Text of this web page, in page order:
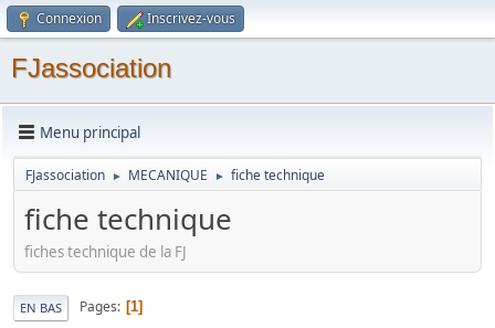
Connexion Inscrivez-vous
FJassociation
Menu principal
FJassociation ► MECANIQUE ► fiche technique
fiche technique
fiches technique de la FJ
EN BAS Pages 1